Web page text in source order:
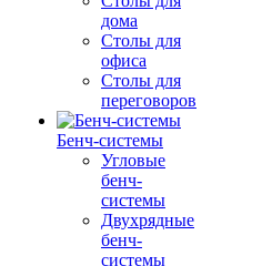
дома
Столы для
офиса
Столы для
переговоров
Бенч-системы
Угловые
бенч-
системы
Двухрядные
бенч-
системы